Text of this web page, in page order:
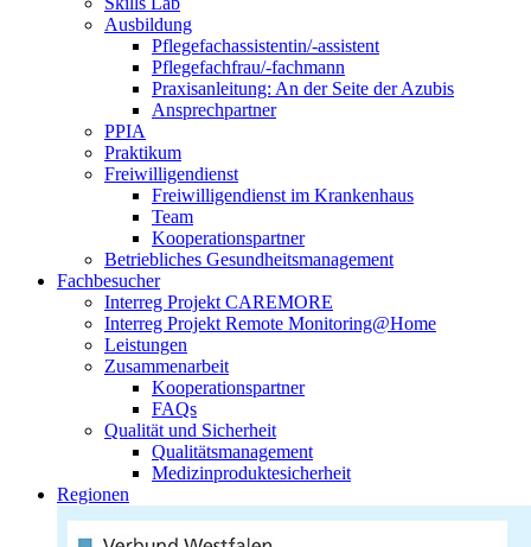
Ausbildung
Pflegefachassistentin/-assistent
Pflegefachfrau/-fachmann
Praxisanleitung: An der Seite der Azubis
Ansprechpartner
PPIA
Praktikum
Freiwilligendienst
Freiwilligendienst im Krankenhaus
Team
Kooperationspartner
Betriebliches Gesundheitsmanagement
Fachbesucher
Interreg Projekt CAREMORE
Interreg Projekt Remote Monitoring@Home
Leistungen
Zusammenarbeit
Kooperationspartner
FAQs
Qualität und Sicherheit
Qualitätsmanagement
Medizinproduktesicherheit
Regionen